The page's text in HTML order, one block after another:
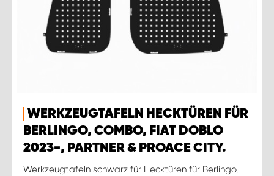
WERKZEUGTAFELN HECKTÜREN FÜR
BERLINGO, COMBO, FIAT DOBLO
2023-, PARTNER & PROACE CITY.
Werkzeugtafeln schwarz für Hecktüren für Berlingo,